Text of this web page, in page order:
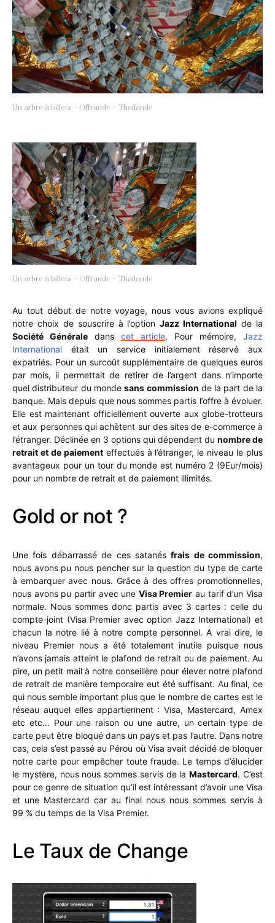
Un arbre à billets – Offrande – Thailande
Un arbre à billets – Offrande – Thailande
Au tout début de notre voyage, nous vous avions expliqué
notre choix de souscrire à l’optionJazz International de la
Société Générale dans cet article. Pour mémoire, Jazz
International était un service initialement réservé aux
expatriés. Pour un surcoût supplémentaire de quelques euros
par mois, il permettait de retirer de l’argent dans n’importe
quel distributeur du mondesans commission de la part de la
banque. Mais depuis que nous sommes partis l’offre à évoluer.
Elle est maintenant officiellement ouverte aux globe-trotteurs
et aux personnes qui achètent sur des sites de e-commerce à
l’étranger. Déclinée en 3 options qui dépendent du nombre de
retrait et de paiementeffectués à l’étranger, le niveau le plus
avantageux pour un tour du monde est numéro 2 (9Eur/mois)
pour un nombre de retrait et de paiement illimités.
Gold or not ?
Une fois débarrassé de ces satanésfrais de commission,
nous avons pu nous pencher sur la question du type de carte
à embarquer avec nous. Grâce à des offres promotionnelles,
nous avons pu partir avec une Visa Premier au tarif d’un Visa
normale. Nous sommes donc partis avec 3 cartes : celle du
compte-joint (Visa Premier avec option Jazz International) et
chacun la notre lié à notre compte personnel. A vrai dire, le
niveau Premier nous a été totalement inutile puisque nous
n’avons jamais atteint le plafond de retrait ou de paiement. Au
pire, un petit mail à notre conseillère pour élever notre plafond
de retrait de manière temporaire eut été suffisant. Au final, ce
qui nous semble important plus que le nombre de cartes est le
réseau auquel elles appartiennent : Visa, Mastercard, Amex
etc etc… Pour une raison ou une autre, un certain type de
carte peut être bloqué dans un pays et pas l’autre. Dans notre
cas, cela s’est passé au Pérou où Visa avait décidé de bloquer
notre carte pour empêcher toute fraude. Le temps d’élucider
le mystère, nous nous sommes servis de laMastercard. C’est
pour ce genre de situation qu’il est intéressant d’avoir une Visa
et une Mastercard car au final nous nous sommes servis à
99 % du temps de la Visa Premier.
Le Taux de Change